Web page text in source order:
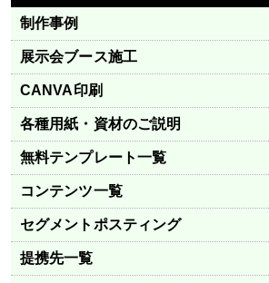
制作事例
展示会ブース施工
CANVA印刷
各種用紙・資材のご説明
無料テンプレート一覧
コンテンツ一覧
セグメントポスティング
提携先一覧